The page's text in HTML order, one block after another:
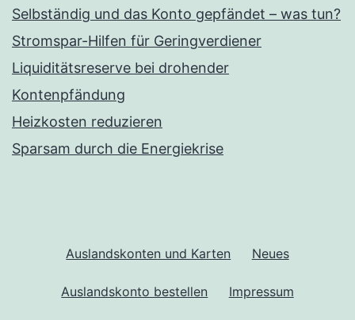
Selbständig und das Konto gepfändet – was tun?
Stromspar-Hilfen für Geringverdiener
Liquiditätsreserve bei drohender
Kontenpfändung
Heizkosten reduzieren
Sparsam durch die Energiekrise
Auslandskonten und Karten Neues
Auslandskonto bestellen Impressum